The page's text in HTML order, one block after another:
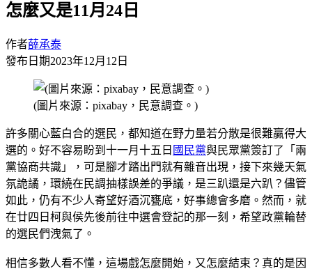
怎麼又是11月24日
作者薛承泰
發布日期2023年12月12日
(圖片來源：pixabay，民意調查。)
許多關心藍白合的選民，都知道在野力量若分散是很難贏得大
選的。好不容易盼到十一月十五日 國民黨與民眾黨簽訂了「兩
黨協商共識」，可是腳才踏出門就有雜音出現，接下來幾天氣
氛詭譎，環繞在民調抽樣誤差的爭議，是三趴還是六趴？儘管
如此，仍有不少人寄望好酒沉甕底，好事總會多磨。然而，就
在廿四日柯與侯先後前往中選會登記的那一刻，希望政黨輪替
的選民們洩氣了。
相信多數人看不懂，這場戲怎麼開始，又怎麼結束？真的是因